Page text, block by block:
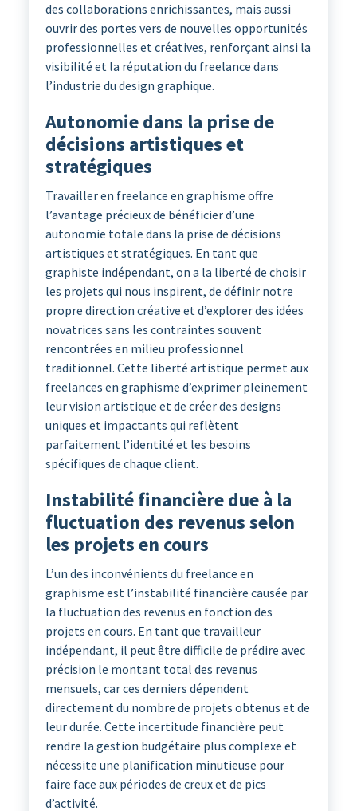
des collaborations enrichissantes, mais aussi
ouvrir des portes vers de nouvelles opportunités
professionnelles et créatives, renforçant ainsi la
visibilité et la réputation du freelance dans
l’industrie du design graphique.
Autonomie dans la prise de
décisions artistiques et
stratégiques
Travailler en freelance en graphisme offre
l’avantage précieux de bénéficier d’une
autonomie totale dans la prise de décisions
artistiques et stratégiques. En tant que
graphiste indépendant, on a la liberté de choisir
les projets qui nous inspirent, de définir notre
propre direction créative et d’explorer des idées
novatrices sans les contraintes souvent
rencontrées en milieu professionnel
traditionnel. Cette liberté artistique permet aux
freelances en graphisme d’exprimer pleinement
leur vision artistique et de créer des designs
uniques et impactants qui reflètent
parfaitement l’identité et les besoins
spécifiques de chaque client.
Instabilité financière due à la
fluctuation des revenus selon
les projets en cours
L’un des inconvénients du freelance en
graphisme est l’instabilité financière causée par
la fluctuation des revenus en fonction des
projets en cours. En tant que travailleur
indépendant, il peut être difficile de prédire avec
précision le montant total des revenus
mensuels, car ces derniers dépendent
directement du nombre de projets obtenus et de
leur durée. Cette incertitude financière peut
rendre la gestion budgétaire plus complexe et
nécessite une planification minutieuse pour
faire face aux périodes de creux et de pics
d’activité.